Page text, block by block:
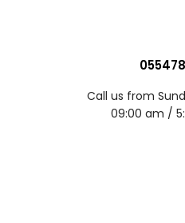
Call us from
09:00 am /